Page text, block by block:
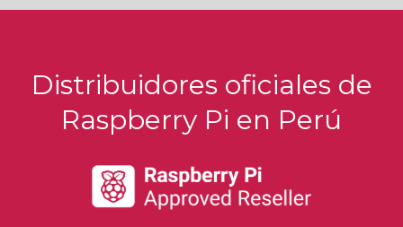
Distribuidores oficiales de
Raspberry Pi en Perú